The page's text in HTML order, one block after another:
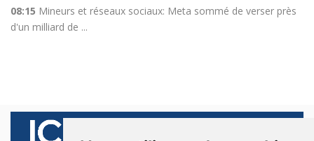
08:15 Mineurs et réseaux sociaux: Meta sommé de verser près
d'un milliard de ...